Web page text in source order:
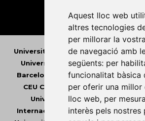
Aquest lloc web
altres tecnologies
per millorar la
de navegació amb
següents: per
funcionalitat bàsica
per oferir una millor
lloc web, per
interès pels nostres
Universitat Abat Oliba CEU•
Universitat d'Andorra•
Barcelona
Universitat de
CEU Cardenal Herrera•
Universitat de les Illes Balears
Internacional de Catalunya•